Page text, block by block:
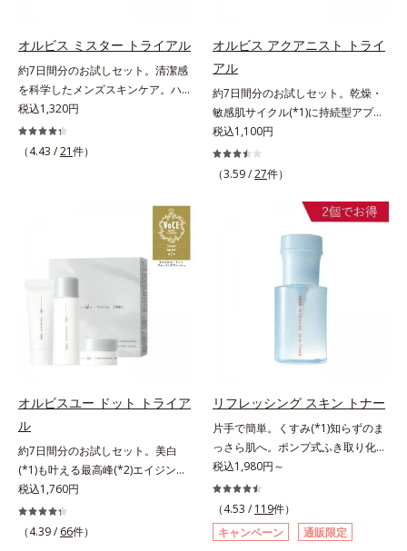
*3 ポーラ化成独自の（Ｃ１２－２
形成するミセル*4 炭酸ジカプリリ
ル*5 乾燥や汚れによる*6 キメの乱
れによる＜使用量目安＞適量＜使用
ステップ＞オルビス ザ クレンジン
グ オイル ⇒ 洗顔料 ⇒ 化粧
ひら全体にさっと広げます。2.肌の
上で軽くらせんを描くように、メイ
クとよくなじませます。※落ちにく
いメイクを落とす際は、乾いた手に
とり、メイクとしっかりなじませて
ください。3.メイクとなじんだら、
水またはぬるま湯でよく洗い流しま
す。4.その後、洗顔料で洗顔してく
ださい。
ニン、イソロイシン、ヒスチジン
（毛髪補修）*6 加水分解ゴマタン
パクＰＧプロピルメチルシランジオ
ール（毛髪補修）*7 コレステロー
ル（保湿）各商品の詳しい情報は商
品ページをご覧ください。・エッセ
ンスインヘアミルクは、こちら
ます。軽やかにのびるリキッドが肌
がふっくら整うかのよう(*3)。つっ
ぱらないここちよい密着感で、さま
ざまなタイプのファンデと併用でき
ます。毛穴が気になる箇所への部分
使いもOK。*1 ファンデーションが
み、ポンポンするだけでキレイが復
活します。リキッド、クッション、
パウダー、どんなファンデーション
の上に重ねてもOK。携帯に便利な
コンパクトタイプです。
オルビス ミスター トライアル
約7日間分のお試しセット。清潔感
を科学したメンズスキンケア。ハ
リ・ツヤのある、好印象な清潔透明
肌(*1)へ。オルビス ミスターは、男
性の清潔感、爽やかさ、若々しさの
であること(*2)を業界で初めて発見
(*3)。ニキビ・肌荒れ予防有効成分
と保湿成分を新たに配合。これまで
の乾燥・テカリへのケアはそのまま
に、肌荒れ・ニキビ予防など“今”の
肌悩みに応え、“未来”を見据えて好
印象の鍵となるハリ・ツヤへもアプ
ローチする進化を遂げました。うる
おいを逃しやすい男性肌に着目し、
「うるおいコネクト設計」を採用。
8アイテム分の機能を3ステップに集
約し、よりシンプルなお手入れで、
ハリ・ツヤのある好印象な清潔透明
肌(*1)へ導きます。*1 うるおいによ
る透明感のある肌*2 男性の顔画像
を用いた印象評価において、基準画
像に対して、頬全体に輝度分布がな
税込1,320円
（4.43 /21件）
オルビス アクアニスト トライ
アル
約7日間分のお試しセット。乾燥・
敏感肌サイクル(*1)に持続型アプロ
ーチ。敏感肌用保湿スキンケア
(*2)。うるおいを逃し、刺激を受け
やすい角層の“乾燥敏感スランプ
のうるおい研究により完成した、待
望の敏感肌用保湿スキンケアライン
敏感スランプの原因にアプローチす
る持続型トリプルアミノ酸(*4)を配
合。もともと体内にあるアミノ酸は
異物として排出されにくく、肌にと
どまってうるおいを蓄えてくれま
す。刺激を受けやすくなった角層を
指します。無油分・無着色・無香
不使用(*5)・パラベンフリー、6つ
のフリー処方で徹底的に肌に寄り添
います。*1 乾燥と敏感をくり返す
こと*2 敏感肌対象連用テスト済
（すべての方のお肌に合うというこ
とではありません）*3 乾燥して敏
税込1,100円
（3.59 /27件）
オルビスユー ドット トライア
ル
約7日間分のお試しセット。美白
(*1)も叶える最高峰(*2)エイジング
ケア(*3)。ハリも透明感(*4)も結果
主義。年齢サイン(*5)の因子に着目
した肌科学エイジングケア(*3)シリ
税込1,760円
（4.39 / 66件）
リフレッシング スキン トナー
片手で簡単。くすみ(*1)知らずのま
っさら肌へ。ポンプ式ふき取り化粧
水。くすみ(*1)知らずのまっさら肌
へ。洗顔後すぐの肌に使う、ポンプ
式のふき取り化粧水です。ポンプ式
だから簡単。片手でぷしゅっと押す
だけでコットンに含ませられます。
税込1,980円～
（4.53 / 119件）
キャンペーン
通販限定